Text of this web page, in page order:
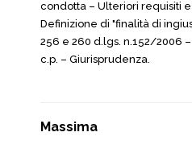
condotta – Ulteriori requisiti
Definizione di "finalità di
256 e 260 d.lgs. n.152/2006
c.p. – Giurisprudenza.
Massima